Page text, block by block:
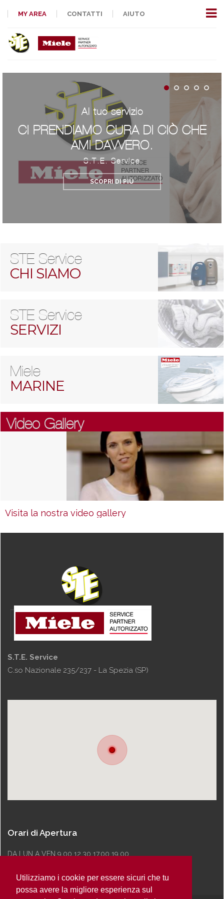
Utilizziamo i cookie per essere sicuri che tu
possa avere la migliore esperienza sul
MY AREA CONTATTI AIUTO
Al tuo servizio
CI PRENDIAMO CURA DI CIÒ CHE
AMI DAVVERO.
S.T.E. Service
SCOPRI DI PIÙ
STE Service
CHI SIAMO
STE Service
SERVIZI
Miele
MARINE
Video Gallery
Visita la nostra video gallery
S.T.E. Service
C.so Nazionale 235/237 - La Spezia (SP)
Orari di Apertura
DA LUN A VEN 9.00 12.30 17.00 19.00